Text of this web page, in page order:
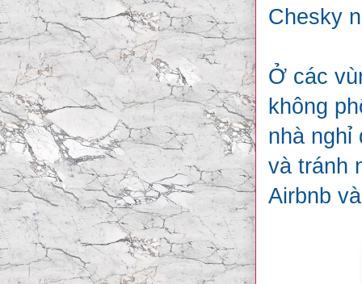
Chesky
Ở các
không
nhà nghỉ
và tránh
Airbnb